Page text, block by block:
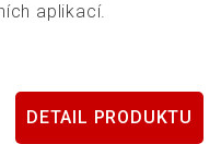
aplikací.
DETAIL PRODUKTU